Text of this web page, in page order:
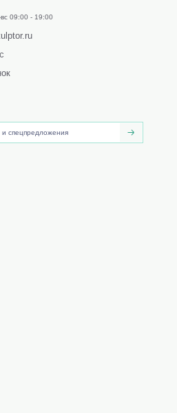
09:00 - 19:00